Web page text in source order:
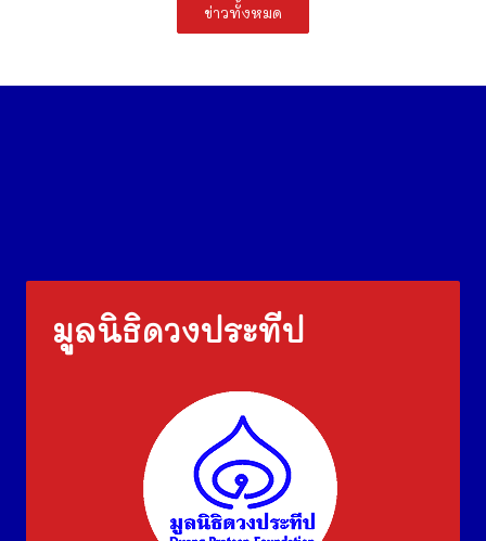
ข่าวทั้งหมด
มูลนิธิดวงประทีป